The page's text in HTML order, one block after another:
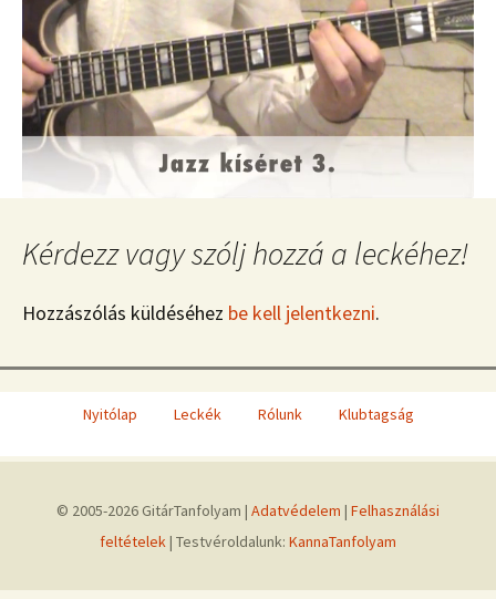
Kérdezz vagy szólj hozzá a leckéhez!
Hozzászólás küldéséhez be kell jelentkezni.
Nyitólap Leckék Rólunk Klubtagság
© 2005-2026 GitárTanfolyam | Adatvédelem | Felhasználási
feltételek | Testvéroldalunk: KannaTanfolyam